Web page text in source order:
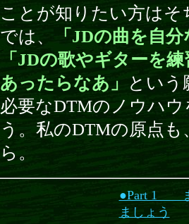
ことが知りたい方は
では、
「JDの曲を自
「JDの歌やギターを
あったらなあ」
という
必要なDTMのノウハ
う。私のDTMの原点
ら。
●Part 1 ま
ましょう